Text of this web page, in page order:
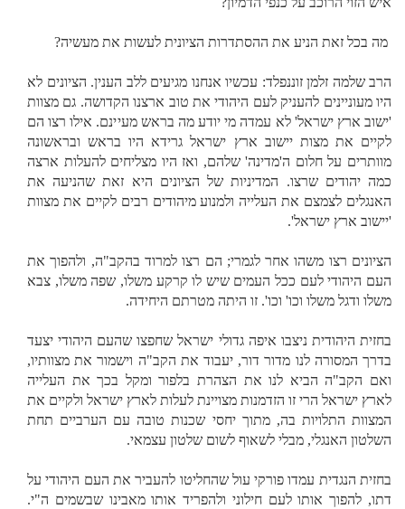
מה בכל זאת הניע את ההסתדרות הציונית לעשות את מעשיה?
הרב שלמה זלמן זוננפלד: עכשיו אנחנו מגיעים ללב הענין. הציונים לא
היו מעוניינים להעניק לעם היהודי את טוב ארצנו הקדושה. גם מצוות
'ישוב ארץ ישראל' לא עמדה מי יודע מה בראש מעיינם. אילו רצו הם
לקיים את מצות יישוב ארץ ישראל גרידא היו בראש ובראשונה
מוותרים על חלום ה'מדינה' שלהם, ואז היו מצליחים להעלות ארצה
כמה יהודים שרצו. המדיניות של הציונים היא זאת שהניעה את
האנגלים לצמצם את העלייה ולמנוע מיהודים רבים לקיים את מצוות
'יישוב ארץ ישראל'.
הציונים רצו משהו אחר לגמרי; הם רצו למרוד בהקב"ה, ולהפוך את
העם היהודי לעם ככל העמים שיש לו קרקע משלו, שפה משלו, צבא
משלו ודגל משלו וכו' וכו'. זו היתה מטרתם היחידה.
בחזית היהודית ניצבו איפה גדולי ישראל שחפצו שהעם היהודי יצעד
בדרך המסורה לנו מדור דור, יעבוד את הקב"ה וישמור את מצוותיו,
ואם הקב"ה הביא לנו את הצהרת בלפור ומקל בכך את העלייה
לארץ ישראל הרי זו הזדמנות מצויינת לעלות לארץ ישראל ולקיים את
המצוות התלויות בה, מתוך יחסי שכנות טובה עם הערביים תחת
השלטון האנגלי, מבלי לשאוף לשום שלטון עצמאי.
בחזית הנגדית עמדו פורקי עול שהחליטו להעביר את העם היהודי על
דתו, להפוך אותו לעם חילוני ולהפריד אותו מאבינו שבשמים ה"י.